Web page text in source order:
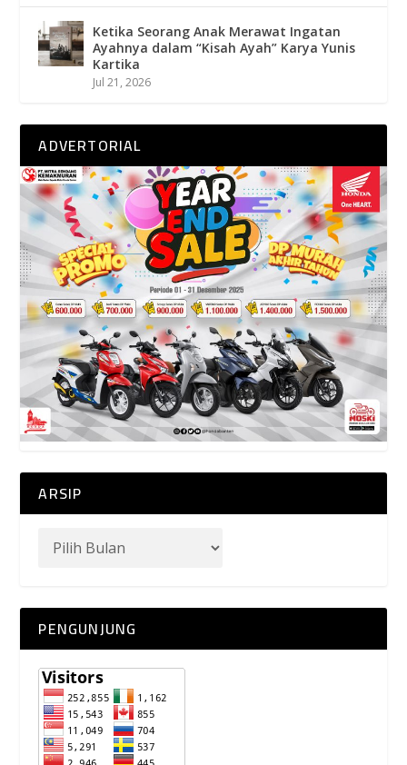
Ketika Seorang Anak Merawat Ingatan
Ayahnya dalam “Kisah Ayah” Karya Yunis
Kartika
Jul 21, 2026
ADVERTORIAL
ARSIP
PENGUNJUNG